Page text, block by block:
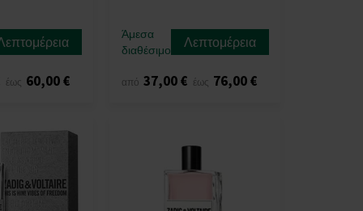
έως 60,00 €
Άμεσα
διαθέσιμο
Λεπτομέρεια
από 37,00 € έως 76,00 €